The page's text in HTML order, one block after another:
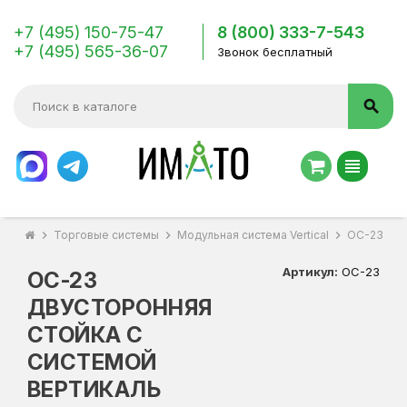
+7 (495) 150-75-47
+7 (495) 565-36-07
8 (800) 333-7-543
Звонок бесплатный
search
view_headline
chevron_right Торговые системы chevron_right Модульная система Vertical chevron_right ОС-23
ОС-23
ДВУСТОРОННЯЯ
СТОЙКА С
СИСТЕМОЙ
ВЕРТИКАЛЬ
Артикул: ОС-23